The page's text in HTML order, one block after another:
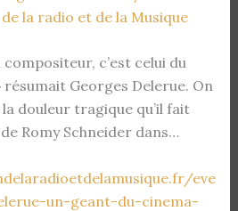
la radio et de la Musique
compositeur, c’est celui du
résumait Georges Delerue. On
douleur tragique qu’il fait
Romy Schneider dans…
eve
un-geant-du-cinema-